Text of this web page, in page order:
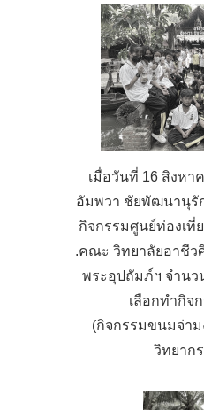
เมื่อวันที่ 16 สิงหา
อัมพวา ชัยพัฒนานุรั
กิจกรรมศูนย์ท่องเที่
.คณะ วิทยาลัยอาชีว
พระอุปถัมภ์ฯ จำน
เลือกทำกิจ
(กิจกรรมขนมจ่า
วิทยาก